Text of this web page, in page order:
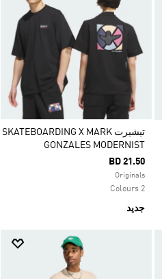
تيشيرت SKATEBOARDING X MARK
GONZALES MODERNIST
BD 21.50
Originals
2 Colours
جديد